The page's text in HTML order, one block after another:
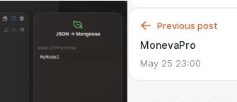
Previous post
MonevaPro
May 25 23:00